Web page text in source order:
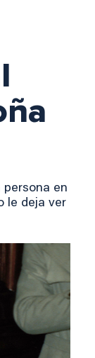
en
le deja ver